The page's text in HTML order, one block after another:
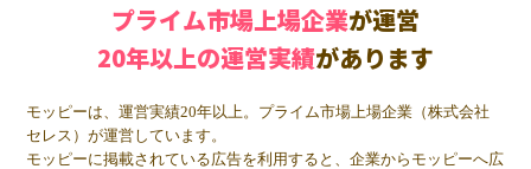
プライム市場上場企業が運営
20年以上の運営実績があります
モッピーは、運営実績20年以上。プライム市場上場企業（株式会社
セレス）が運営しています。
モッピーに掲載されている広告を利用すると、企業からモッピーへ広